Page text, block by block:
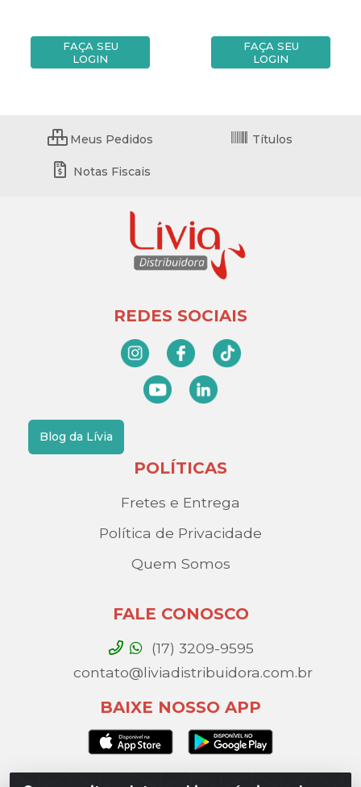
FAÇA SEU
LOGIN
FAÇA SEU
LOGIN
Meus Pedidos Títulos
Notas Fiscais
REDES SOCIAIS
Blog da Lívia
POLÍTICAS
Fretes e Entrega
Política de Privacidade
Quem Somos
FALE CONOSCO
(17) 3209-9595
contato@liviadistribuidora.com.br
BAIXE NOSSO APP